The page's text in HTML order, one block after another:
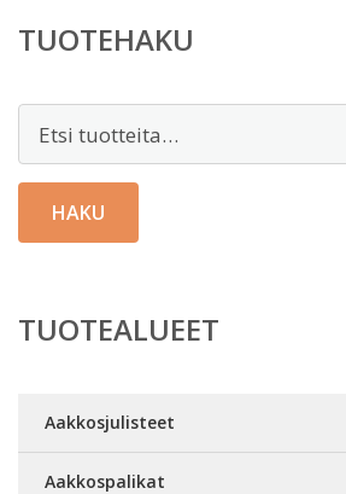
TUOTEHAKU
HAKU
TUOTEALUEET
Aakkosjulisteet
Aakkospalikat